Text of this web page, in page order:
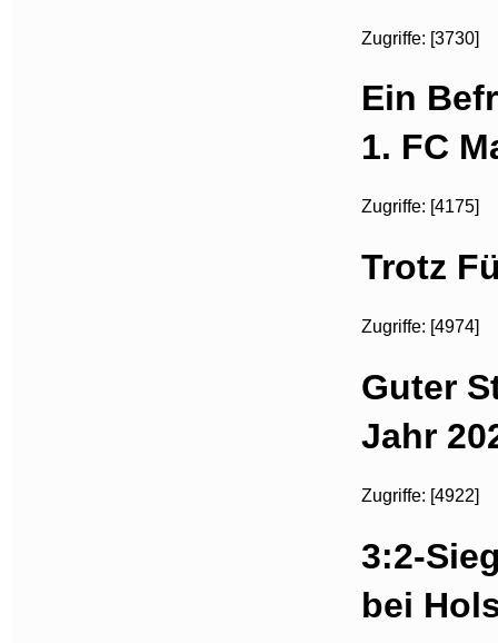
Zugriffe: [3730]
Ein
1. FC
Zugriffe: [4175]
Trotz
Zugriffe: [4974]
Guter
Jahr
Zugriffe: [4922]
3:2-
bei